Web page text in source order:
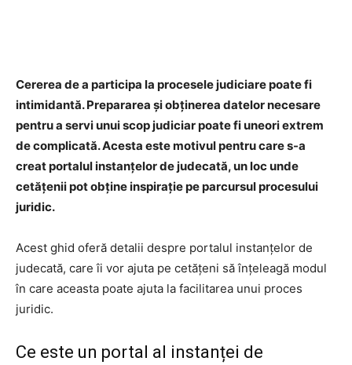
Cererea de a participa la procesele judiciare poate fi
intimidantă. Prepararea și obținerea datelor necesare
pentru a servi unui scop judiciar poate fi uneori extrem
de complicată. Acesta este motivul pentru care s-a
creat portalul instanțelor de judecată, un loc unde
cetățenii pot obține inspirație pe parcursul procesului
juridic.
Acest ghid oferă detalii despre portalul instanțelor de
judecată, care îi vor ajuta pe cetățeni să înțeleagă modul
în care aceasta poate ajuta la facilitarea unui proces
juridic.
Ce este un portal al instanței de